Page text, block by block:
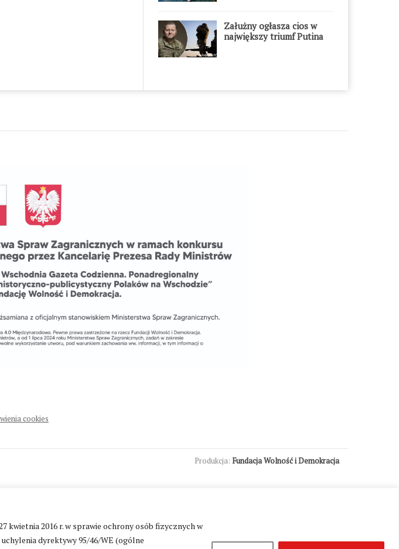
kwietnia 2016 r. w sprawie ochrony osób fizycznych w
dyrektywy 95/46/WE (ogólne
Załużny ogłasza cios w
największy triumf Putina
cookies
Produkcja: Fundacja Wolność i Demokracja